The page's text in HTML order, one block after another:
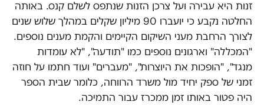
זנות היא עבירה ועל צרכן הזנות שנתפס לשלם קנס. באותה
החלטה נקבע כי יועברו 90 מיליון שקלים במהלך שלוש שנים
לצורך הרחבת מעני השיקום הקיימים והקמת מענים נוספים.
"המכללה" וארגונים נוספים כמו "תודעה", "לא עומדות
מנגד", "הופכות את היוצרות", "מעברים" ועוד חתמו על חוזה
זמני של ספק יחיד מול משרד הרווחה, כלומר שבית הספר
היה פטור באותו זמן ממכרז עבור התמיכה.